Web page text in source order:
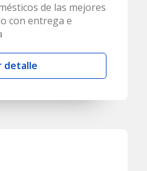
de las mejores
con entrega e
detalle